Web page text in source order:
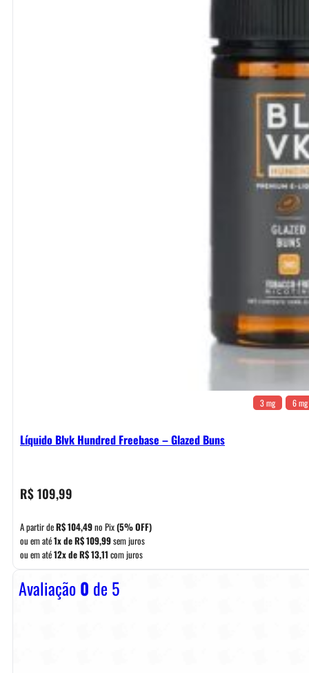
3 mg 6 mg
Líquido Blvk Hundred Freebase – Glazed Buns
R$109,99
A partir deR$104,49no Pix(5% OFF)
ou em até1x deR$109,99sem juros
ou em até12x deR$13,11 com juros
Avaliação0 de 5